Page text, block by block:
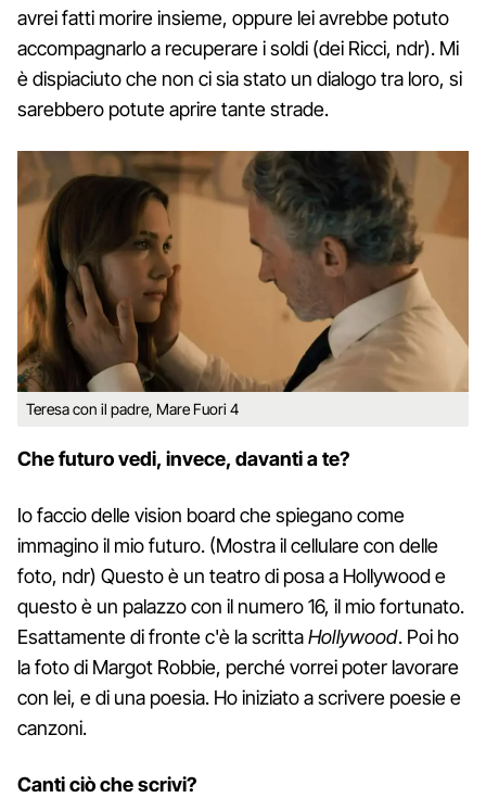
avrei fatti morire insieme, oppure lei avrebbe potuto
accompagnarlo a recuperare i soldi (dei Ricci, ndr). Mi
è dispiaciuto che non ci sia stato un dialogo tra loro, si
sarebbero potute aprire tante strade.
Teresa con il padre, Mare Fuori 4
Che futuro vedi, invece, davanti a te?
Io faccio delle vision board che spiegano come
immagino il mio futuro. (Mostra il cellulare con delle
foto, ndr) Questo è un teatro di posa a Hollywood e
questo è un palazzo con il numero 16, il mio fortunato.
Esattamente di fronte c'è la scrittaHollywood. Poi ho
la foto di Margot Robbie, perché vorrei poter lavorare
con lei, e di una poesia. Ho iniziato a scrivere poesie e
canzoni.
Canti ciò che scrivi?